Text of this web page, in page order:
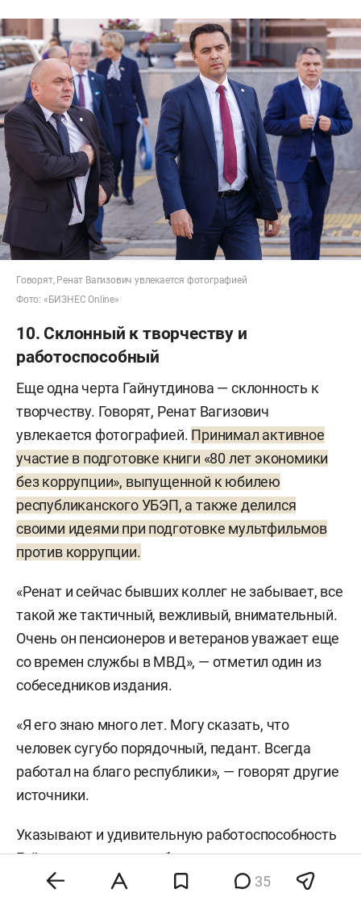
Говорят, Ренат Вагизович увлекается фотографией
Фото: «БИЗНЕС Online»
10. Склонный к творчеству и
работоспособный
Еще одна черта Гайнутдинова — склонность к
творчеству. Говорят, Ренат Вагизович
увлекается фотографией. Принимал активное
участие в подготовке книги «80 лет экономики
без коррупции», выпущенной к юбилею
республиканского УБЭП, а также делился
своими идеями при подготовке мультфильмов
против коррупции.
«Ренат и сейчас бывших коллег не забывает, все
такой же тактичный, вежливый, внимательный.
Очень он пенсионеров и ветеранов уважает еще
со времен службы в МВД», — отметил один из
собеседников издания.
«Я его знаю много лет. Могу сказать, что
человек сугубо порядочный, педант. Всегда
работал на благо республики», — говорят другие
источники.
Указывают и удивительную работоспособность
Гайнутдинова, что особенно важно, учитывая,
что в четвертом квартале, в разгар тарифной
35